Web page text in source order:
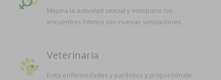
Mejora la actividad sexual y enriquece los
encuentros íntimos con nuevas sensaciones.
Veterinaria
Evita enfermedades y parásitos y proporciónale